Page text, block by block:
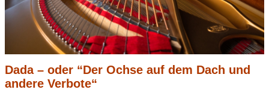
Dada – oder “Der Ochse auf dem Dach und
andere Verbote“